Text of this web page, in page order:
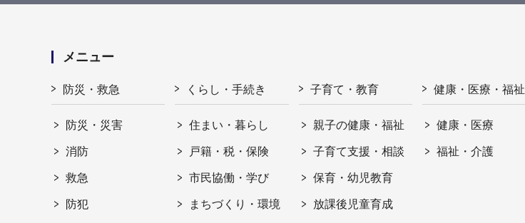
メニュー
防災・救急
防災・災害
消防
救急
防犯
くらし・手続き
住まい・暮らし
戸籍・税・保険
市民協働・学び
まちづくり・環境
子育て・教育
親子の健康・福祉
子育て支援・相談
保育・幼児教育
放課後児童育成
健康・医療・福祉
健康・医療
福祉・介護